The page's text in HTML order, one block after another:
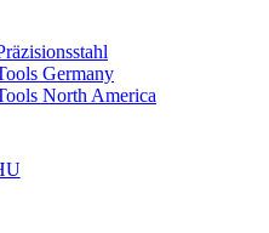
Germany
North America